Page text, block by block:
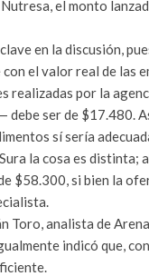
el monto
en la discusión,
el valor real de las
realizadas por la
ser de $17.480.
sí sería
la cosa es
$58.300, si bien la
Toro, analista de
indicó que,